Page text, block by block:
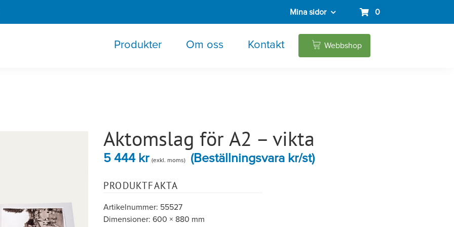
Mina sidor 0
Produkter Om oss Kontakt Webbshop
Aktomslag för A2 – vikta
5 444 kr (exkl. moms) (Beställningsvara kr/st)
PRODUKTFAKTA
Artikelnummer: 55527
Dimensioner: 600 × 880 mm